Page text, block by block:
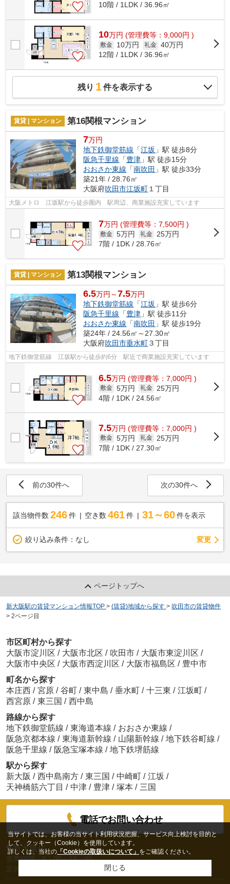
10階 / 1LDK / 36.96㎡
10万円 (管理費等：9,000円 )
敷金 10万円 礼金 40万円
12階 / 1LDK / 36.96㎡
残り 1件を表示する
賃貸 | マンション 第16関根マンション
7万円
地下鉄御堂筋線 「江坂 」駅 徒歩8分
阪急千里線 「豊津 」駅 徒歩15分
おおさか東線 「南吹田 」駅 徒歩33分
築21年 / 28.76㎡
大阪府吹田市江坂町１丁目
大阪メトロ 江坂駅から徒歩圏内 駅周辺、商業施設充実しています
7万円 (管理費等：7,500円 )
敷金 5万円 礼金
25万円
7階 / 1DK / 28.76㎡
賃貸 | マンション 第13関根マンション
6.5万円～7.5万円
地下鉄御堂筋線 「江坂 」駅 徒歩6分
阪急千里線 「豊津 」駅 徒歩11分
おおさか東線 「南吹田 」駅 徒歩19分
築24年 / 24.56㎡～27.30㎡
大阪府吹田市垂水町３丁目
地下鉄御堂筋線 江坂駅から徒歩約6分 駅近で商業施設充実しています
6.5万円 (管理費等：7,000円 )
敷金 5万円 礼金
25万円
4階 / 1DK / 24.56㎡
7.5万円 (管理費等：7,000円 )
敷金 5万円 礼金
25万円
7階 / 1DK / 27.30㎡
前の30件へ 次の30件へ
該当物件数 246件 空き数 461 件 31～60 件を表示
絞り込み条件： なし 変更
ページトップへ
新大阪駅の賃貸マンション情報TOP > (賃貸)地域から探す > 吹田市の賃貸物件
> 2ページ目
市区町村から探す
大阪市淀川区 / 大阪市北区 / 吹田市 / 大阪市東淀川区 /
大阪市中央区 / 大阪市西淀川区 / 大阪市福島区 / 豊中市
町名から探す
本庄西 / 宮原 / 谷町 / 東中島 / 垂水町 / 十三東 / 江坂町 /
西宮原 / 東三国 / 西中島
路線から探す
地下鉄御堂筋線 / 東海道本線 / おおさか東線 /
阪急京都本線 / 東海道新幹線 / 山陽新幹線 / 地下鉄谷町線 /
阪急千里線 / 阪急宝塚本線 / 地下鉄堺筋線
駅から探す
新大阪 / 西中島南方 / 東三国 / 中崎町 / 江坂 /
天神橋筋六丁目 / 中津 / 豊津 / 塚本 / 三国
電話でお問い合わせ
■新大阪店
営業時間：9：00～19：00
定休日:年中無休(お盆、年末年始は除く）
当サイトでは、お客様の当サイト利用状況把握、サービス向上検討を目的と
して、クッキー（Cookie）を使用しています。
詳しくは、当社の 「Cookieの取扱いについて」 をご確認ください。
閉じる